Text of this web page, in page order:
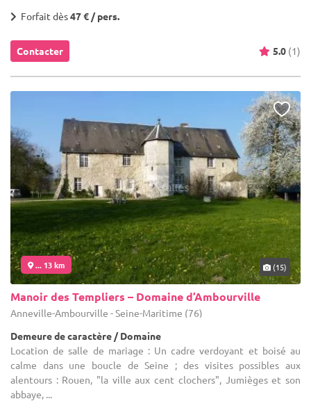
Forfait dès47 € / pers.
Contacter 5.0 (1)
... 13 km (15)
Manoir des Templiers – Domaine d’Ambourville
Anneville-Ambourville - Seine-Maritime (76)
Demeure de caractère / Domaine
Location de salle de mariage : Un cadre verdoyant et boisé au
calme dans une boucle de Seine ; des visites possibles aux
alentours : Rouen, "la ville aux cent clochers", Jumièges et son
abbaye, ...